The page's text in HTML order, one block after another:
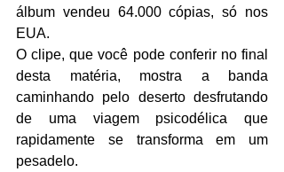
álbum vendeu 64.000 cópias, só nos
EUA.
O clipe, que você pode conferir no final
desta matéria, mostra a banda
caminhando pelo deserto desfrutando
de uma viagem psicodélica que
rapidamente se transforma em um
pesadelo.